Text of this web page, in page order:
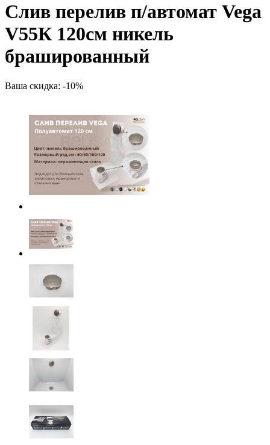
Слив перелив п/автомат Vega
V55К 120см никель
брашированный
Ваша скидка: -10%